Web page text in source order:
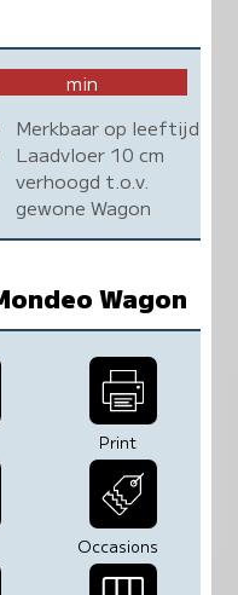
min
Merkbaar op leeftijd
Laadvloer 10 cm
verhoogd t.o.v.
gewone Wagon
Wagon
Print
Occasions